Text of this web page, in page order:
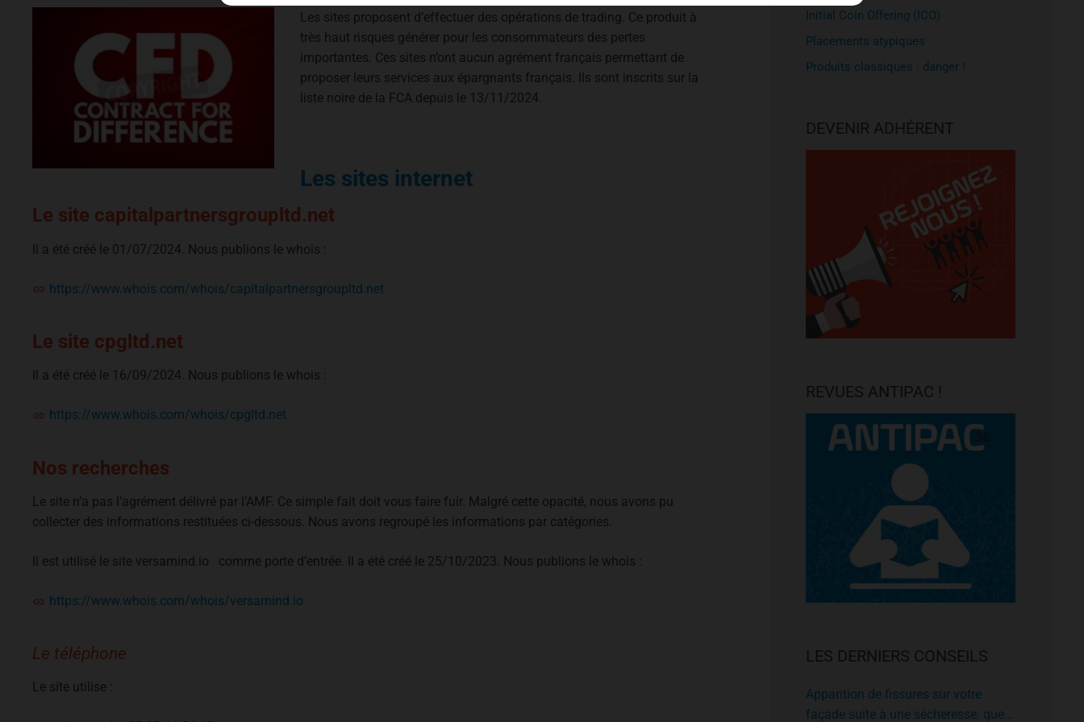
Les sites proposent d’effectuer des opérations de trading. Ce produit à
très haut risques générer pour les consommateurs des pertes
importantes. Ces sites n’ont aucun agrément français permettant de
proposer leurs services aux épargnants français. Ils sont inscrits sur la
liste noire de la FCA depuis le 13/11/2024.
Les sites internet
Le site capitalpartnersgroupltd.net
Il a été créé le 01/07/2024. Nous publions le whois :
https://www.whois.com/whois/capitalpartnersgroupltd.net
Le site cpgltd.net
Il a été créé le 16/09/2024. Nous publions le whois :
https://www.whois.com/whois/cpgltd.net
Nos recherches
Le site n’a pas l’agrément délivré par l’AMF. Ce simple fait doit vous faire fuir. Malgré cette opacité, nous avons pu
collecter des informations restituées ci-dessous. Nous avons regroupé les informations par catégories.
Il est utilisé le site versamind.io comme porte d’entrée. Il a été créé le 25/10/2023. Nous publions le whois :
https://www.whois.com/whois/versamind.io
Le téléphone
Le site utilise :
Initial Coin Offering (ICO)
Placements atypiques
Produits classiques : danger !
DEVENIR ADHÉRENT
REVUES ANTIPAC !
LES DERNIERS CONSEILS
Apparition de fissures sur votre
façade suite à une sécheresse: que